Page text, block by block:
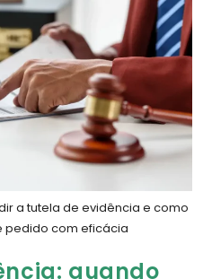
a tutela de evidência e como
pedido com eficácia
quando